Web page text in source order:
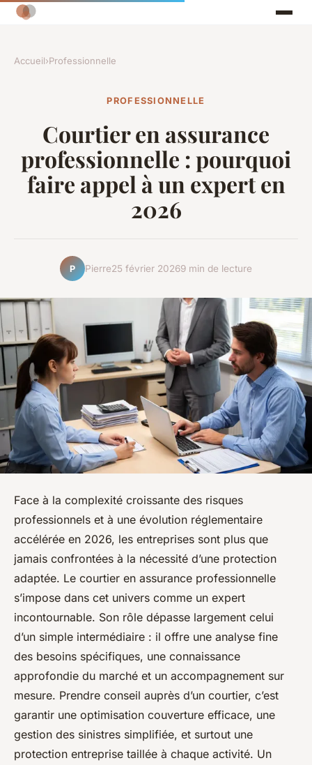
Accueil›Professionnelle
PROFESSIONNELLE
Courtier en assurance
professionnelle : pourquoi
faire appel à un expert en
2026
P Pierre25 février 20269 min de lecture
Face à la complexité croissante des risques
professionnels et à une évolution réglementaire
accélérée en 2026, les entreprises sont plus que
jamais confrontées à la nécessité d’une protection
adaptée. Le courtier en assurance professionnelle
s’impose dans cet univers comme un expert
incontournable. Son rôle dépasse largement celui
d’un simple intermédiaire : il offre une analyse fine
des besoins spécifiques, une connaissance
approfondie du marché et un accompagnement sur
mesure. Prendre conseil auprès d’un courtier, c’est
garantir une optimisation couverture efficace, une
gestion des sinistres simplifiée, et surtout une
protection entreprise taillée à chaque activité. Un